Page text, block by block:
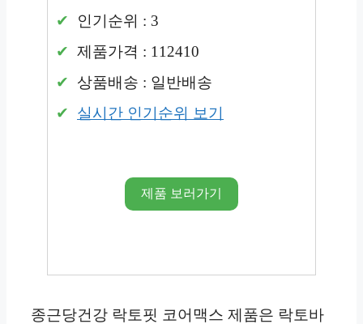
인기순위 : 3
제품가격 : 112410
상품배송 : 일반배송
실시간 인기순위 보기
제품 보러가기
종근당건강 락토핏 코어맥스 제품은 락토바